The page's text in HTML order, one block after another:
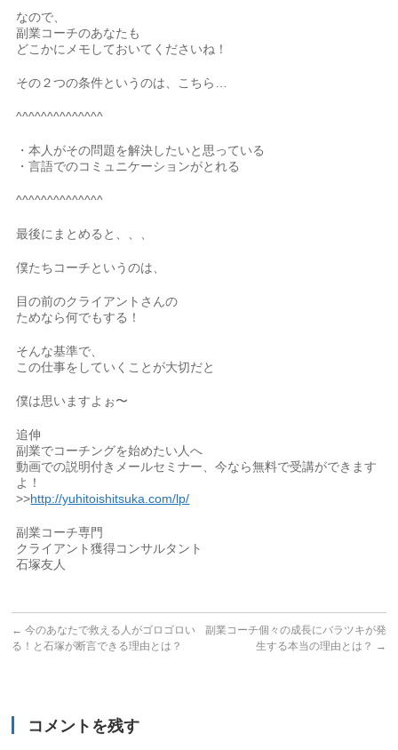
なので、
副業コーチのあなたも
どこかにメモしておいてくださいね！
その２つの条件というのは、こちら…
^^^^^^^^^^^^^^
・本人がその問題を解決したいと思っている
・言語でのコミュニケーションがとれる
^^^^^^^^^^^^^^
最後にまとめると、、、
僕たちコーチというのは、
目の前のクライアントさんの
ためなら何でもする！
そんな基準で、
この仕事をしていくことが大切だと
僕は思いますよぉ〜
追伸
副業でコーチングを始めたい人へ
動画での説明付きメールセミナー、今なら無料で受講ができます
よ！
>>http://yuhitoishitsuka.com/lp/
副業コーチ専門
クライアント獲得コンサルタント
石塚友人
← 今のあなたで救える人がゴロゴロい
る！と石塚が断言できる理由とは？
副業コーチ個々の成長にバラツキが発
生する本当の理由とは？ →
コメントを残す